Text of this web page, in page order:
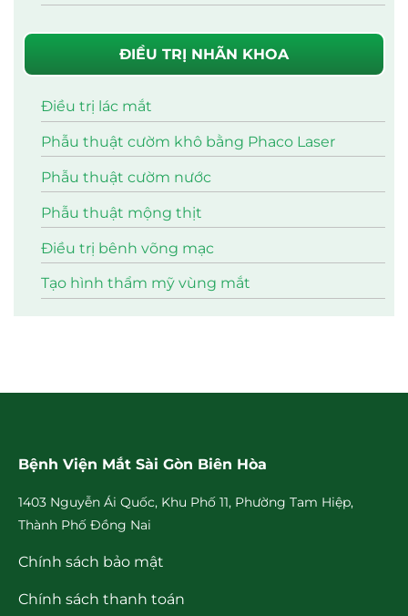
ĐIỀU TRỊ NHÃN KHOA
Điều trị lác mắt
Phẫu thuật cườm khô bằng Phaco Laser
Phẫu thuật cườm nước
Phẫu thuật mộng thịt
Điều trị bênh võng mạc
Tạo hình thẩm mỹ vùng mắt
Bệnh Viện Mắt Sài Gòn Biên Hòa
1403 Nguyễn Ái Quốc, Khu Phố 11, Phường Tam Hiệp,
Thành Phố Đồng Nai
Chính sách bảo mật
Chính sách thanh toán